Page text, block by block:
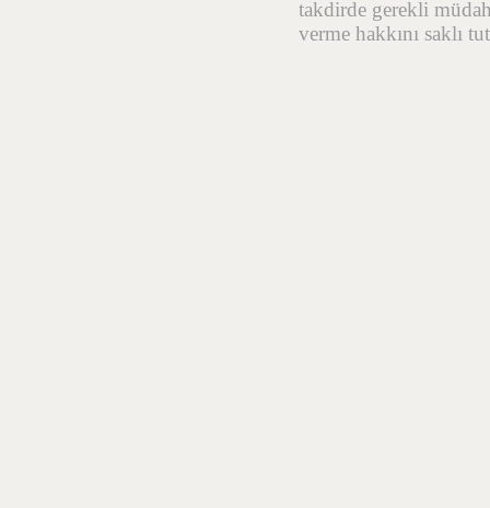
takdirde gerekli
verme hakkını saklı